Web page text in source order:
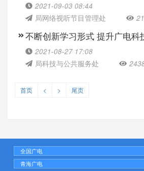
2021-09-03 08:44
局网络视听节目管理处
不断创新学习形式 提升广电科
2021-08-27 17:08
局科技与公共服务处
首页 < > 尾页
全国广电
青海广电